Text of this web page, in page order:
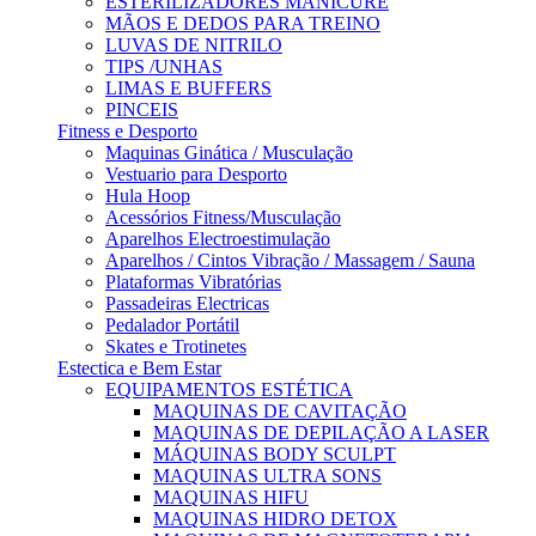
MÃOS E DEDOS PARA TREINO
LUVAS DE NITRILO
TIPS /UNHAS
LIMAS E BUFFERS
PINCEIS
Fitness e Desporto
Maquinas Ginática / Musculação
Vestuario para Desporto
Hula Hoop
Acessórios Fitness/Musculação
Aparelhos Electroestimulação
Aparelhos / Cintos Vibração / Massagem / Sauna
Plataformas Vibratórias
Passadeiras Electricas
Pedalador Portátil
Skates e Trotinetes
Estectica e Bem Estar
EQUIPAMENTOS ESTÉTICA
MAQUINAS DE CAVITAÇÃO
MAQUINAS DE DEPILAÇÃO A LASER
MÁQUINAS BODY SCULPT
MAQUINAS ULTRA SONS
MAQUINAS HIFU
MAQUINAS HIDRO DETOX